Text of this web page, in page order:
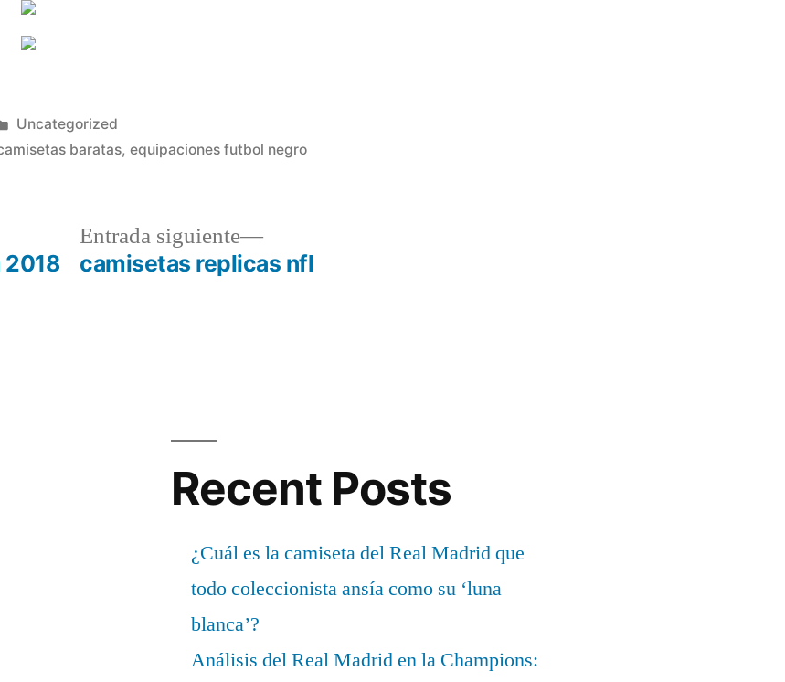
Publicado
en
Uncategorized
baratas,equipaciones futbol negro
2018
Entrada siguiente
Entrada
siguiente:
camisetas replicas nfl
Recent Posts
¿Cuál es la camiseta del Real Madrid que
todo coleccionista ansía como su ‘luna
blanca’?
Análisis del Real Madrid en la Champions: